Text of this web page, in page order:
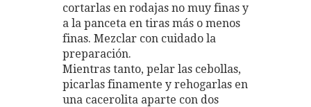
cortarlas en rodajas no muy finas y
a la panceta en tiras más o menos
finas. Mezclar con cuidado la
preparación.
Mientras tanto, pelar las cebollas,
picarlas finamente y rehogarlas en
una cacerolita aparte con dos